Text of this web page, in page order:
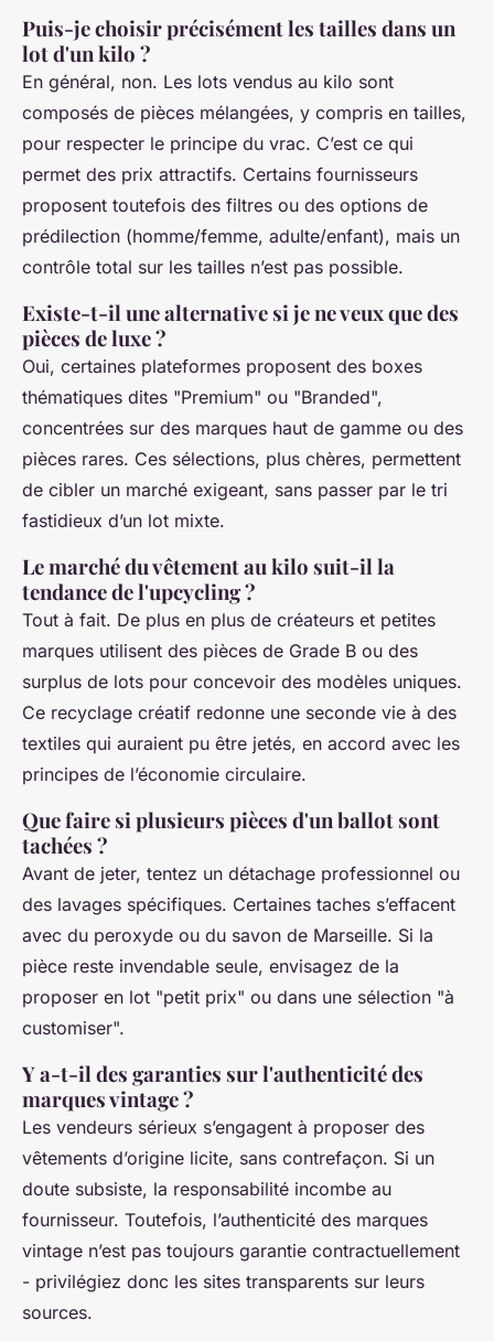
Puis-je choisir précisément les tailles dans un
lot d'un kilo ?
En général, non. Les lots vendus au kilo sont
composés de pièces mélangées, y compris en tailles,
pour respecter le principe du vrac. C’est ce qui
permet des prix attractifs. Certains fournisseurs
proposent toutefois des filtres ou des options de
prédilection (homme/femme, adulte/enfant), mais un
contrôle total sur les tailles n’est pas possible.
Existe-t-il une alternative si je ne veux que des
pièces de luxe ?
Oui, certaines plateformes proposent des boxes
thématiques dites "Premium" ou "Branded",
concentrées sur des marques haut de gamme ou des
pièces rares. Ces sélections, plus chères, permettent
de cibler un marché exigeant, sans passer par le tri
fastidieux d’un lot mixte.
Le marché du vêtement au kilo suit-il la
tendance de l'upcycling ?
Tout à fait. De plus en plus de créateurs et petites
marques utilisent des pièces de Grade B ou des
surplus de lots pour concevoir des modèles uniques.
Ce recyclage créatif redonne une seconde vie à des
textiles qui auraient pu être jetés, en accord avec les
principes de l’économie circulaire.
Que faire si plusieurs pièces d'un ballot sont
tachées ?
Avant de jeter, tentez un détachage professionnel ou
des lavages spécifiques. Certaines taches s’effacent
avec du peroxyde ou du savon de Marseille. Si la
pièce reste invendable seule, envisagez de la
proposer en lot "petit prix" ou dans une sélection "à
customiser".
Y a-t-il des garanties sur l'authenticité des
marques vintage ?
Les vendeurs sérieux s’engagent à proposer des
vêtements d’origine licite, sans contrefaçon. Si un
doute subsiste, la responsabilité incombe au
fournisseur. Toutefois, l’authenticité des marques
vintage n’est pas toujours garantie contractuellement
- privilégiez donc les sites transparents sur leurs
sources.